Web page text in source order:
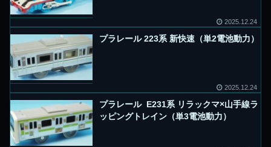
2025.12.24
プラレール 223系 新快速（単2電池動力）
2025.12.24
プラレール E231系 リラックマ×山手線ラ
ッピングトレイン（単3電池動力）